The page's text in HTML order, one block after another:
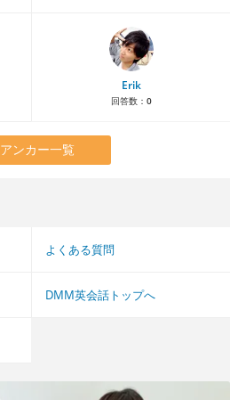
Erik
回答数： 0
アンカー一覧
よくある質問
DMM英会話トップへ